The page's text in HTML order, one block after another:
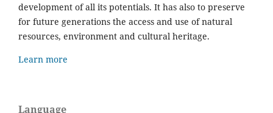
development of all its potentials. It has also to preserve
for future generations the access and use of natural
resources, environment and cultural heritage.
Learn more
Language